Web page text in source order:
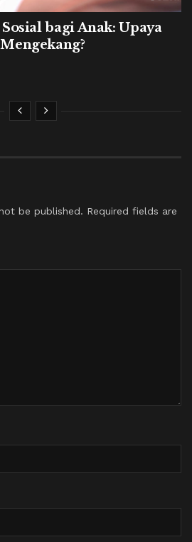
bagi Anak: Upaya
be published. Required fields are